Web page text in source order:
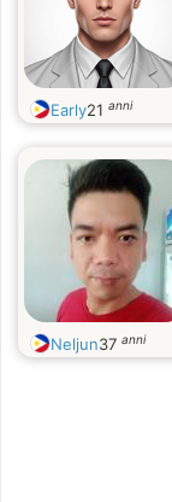
Early21 anni
Neljun37 anni